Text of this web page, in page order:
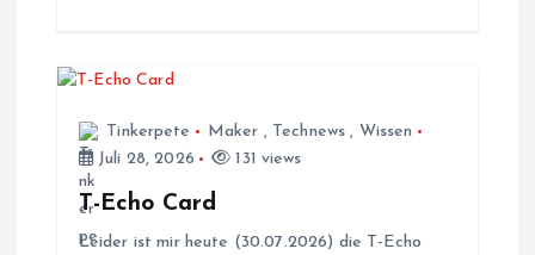
a
Tinkerpete Maker , Technews , Wissen
Juli 28, 2026
131 views
T-Echo Card
Leider ist mir heute (30.07.2026) die T-Echo